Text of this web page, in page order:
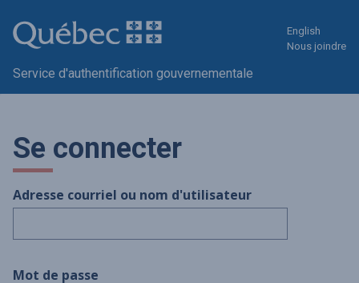
Service d'authentification gouvernementale
English
Nous joindre
Se connecter
Adresse courriel ou nom d'utilisateur
Mot de passe